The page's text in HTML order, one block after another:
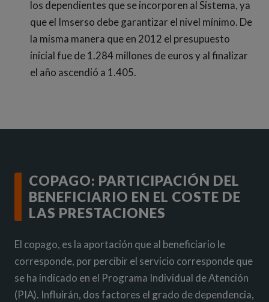
los dependientes que se incorporen al Sistema, ya
que el Imserso debe garantizar el nivel mínimo. De
la misma manera que en 2012 el presupuesto
inicial fue de 1.284 millones de euros y al finalizar
el año ascendió a 1.405.
COPAGO: PARTICIPACIÓN DEL
BENEFICIARIO EN EL COSTE DE
LAS PRESTACIONES
El copago, es la aportación que al beneficiario le
corresponde, por percibir el servicio corresponde que
se ha indicado en el Programa Individual de Atención
(PIA). Influirán, dos factores el grado de dependencia,